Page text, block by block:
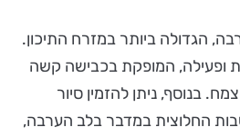
הגדולה ביותר במזרח התיכון.
ופעילה, המופקת בכבישה קשה
בנוסף, ניתן להזמין סיור
החלוצית במדבר בלב הערבה,